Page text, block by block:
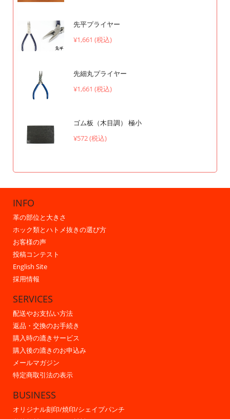
先平プライヤー
¥1,661 (税込)
先細丸プライヤー
¥1,661 (税込)
ゴム板（木目調） 極小
¥572 (税込)
INFO
革の部位と大きさ
ホック類とハトメ抜きの選び方
お客様の声
投稿コンテスト
English Site
採用情報
SERVICES
配送やお支払い方法
返品・交換のお手続き
購入時の漉きサービス
購入後の漉きのお申込み
メールマガジン
特定商取引法の表示
BUSINESS
オリジナル刻印/焼印/シェイプパンチ